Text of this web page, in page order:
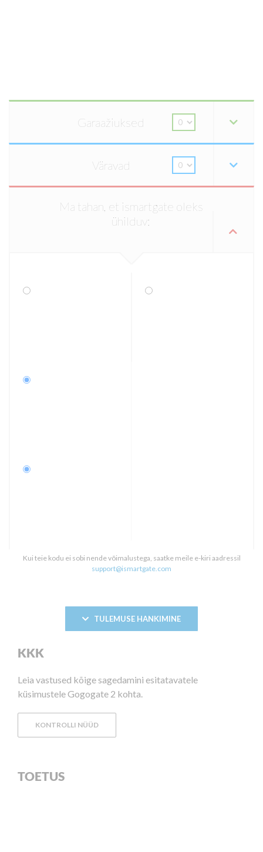
Garaažiuksed
Väravad
Ma tahan, et ismartgate oleks
ühilduv:
Kui teie kodu ei sobi nende võimalustega, saatke meile e-kiri aadressil
support@ismartgate.com
TULEMUSE HANKIMINE
KKK
Leia vastused kõige sagedamini esitatavatele
küsimustele Gogogate 2 kohta.
KONTROLLI NÜÜD
TOETUS